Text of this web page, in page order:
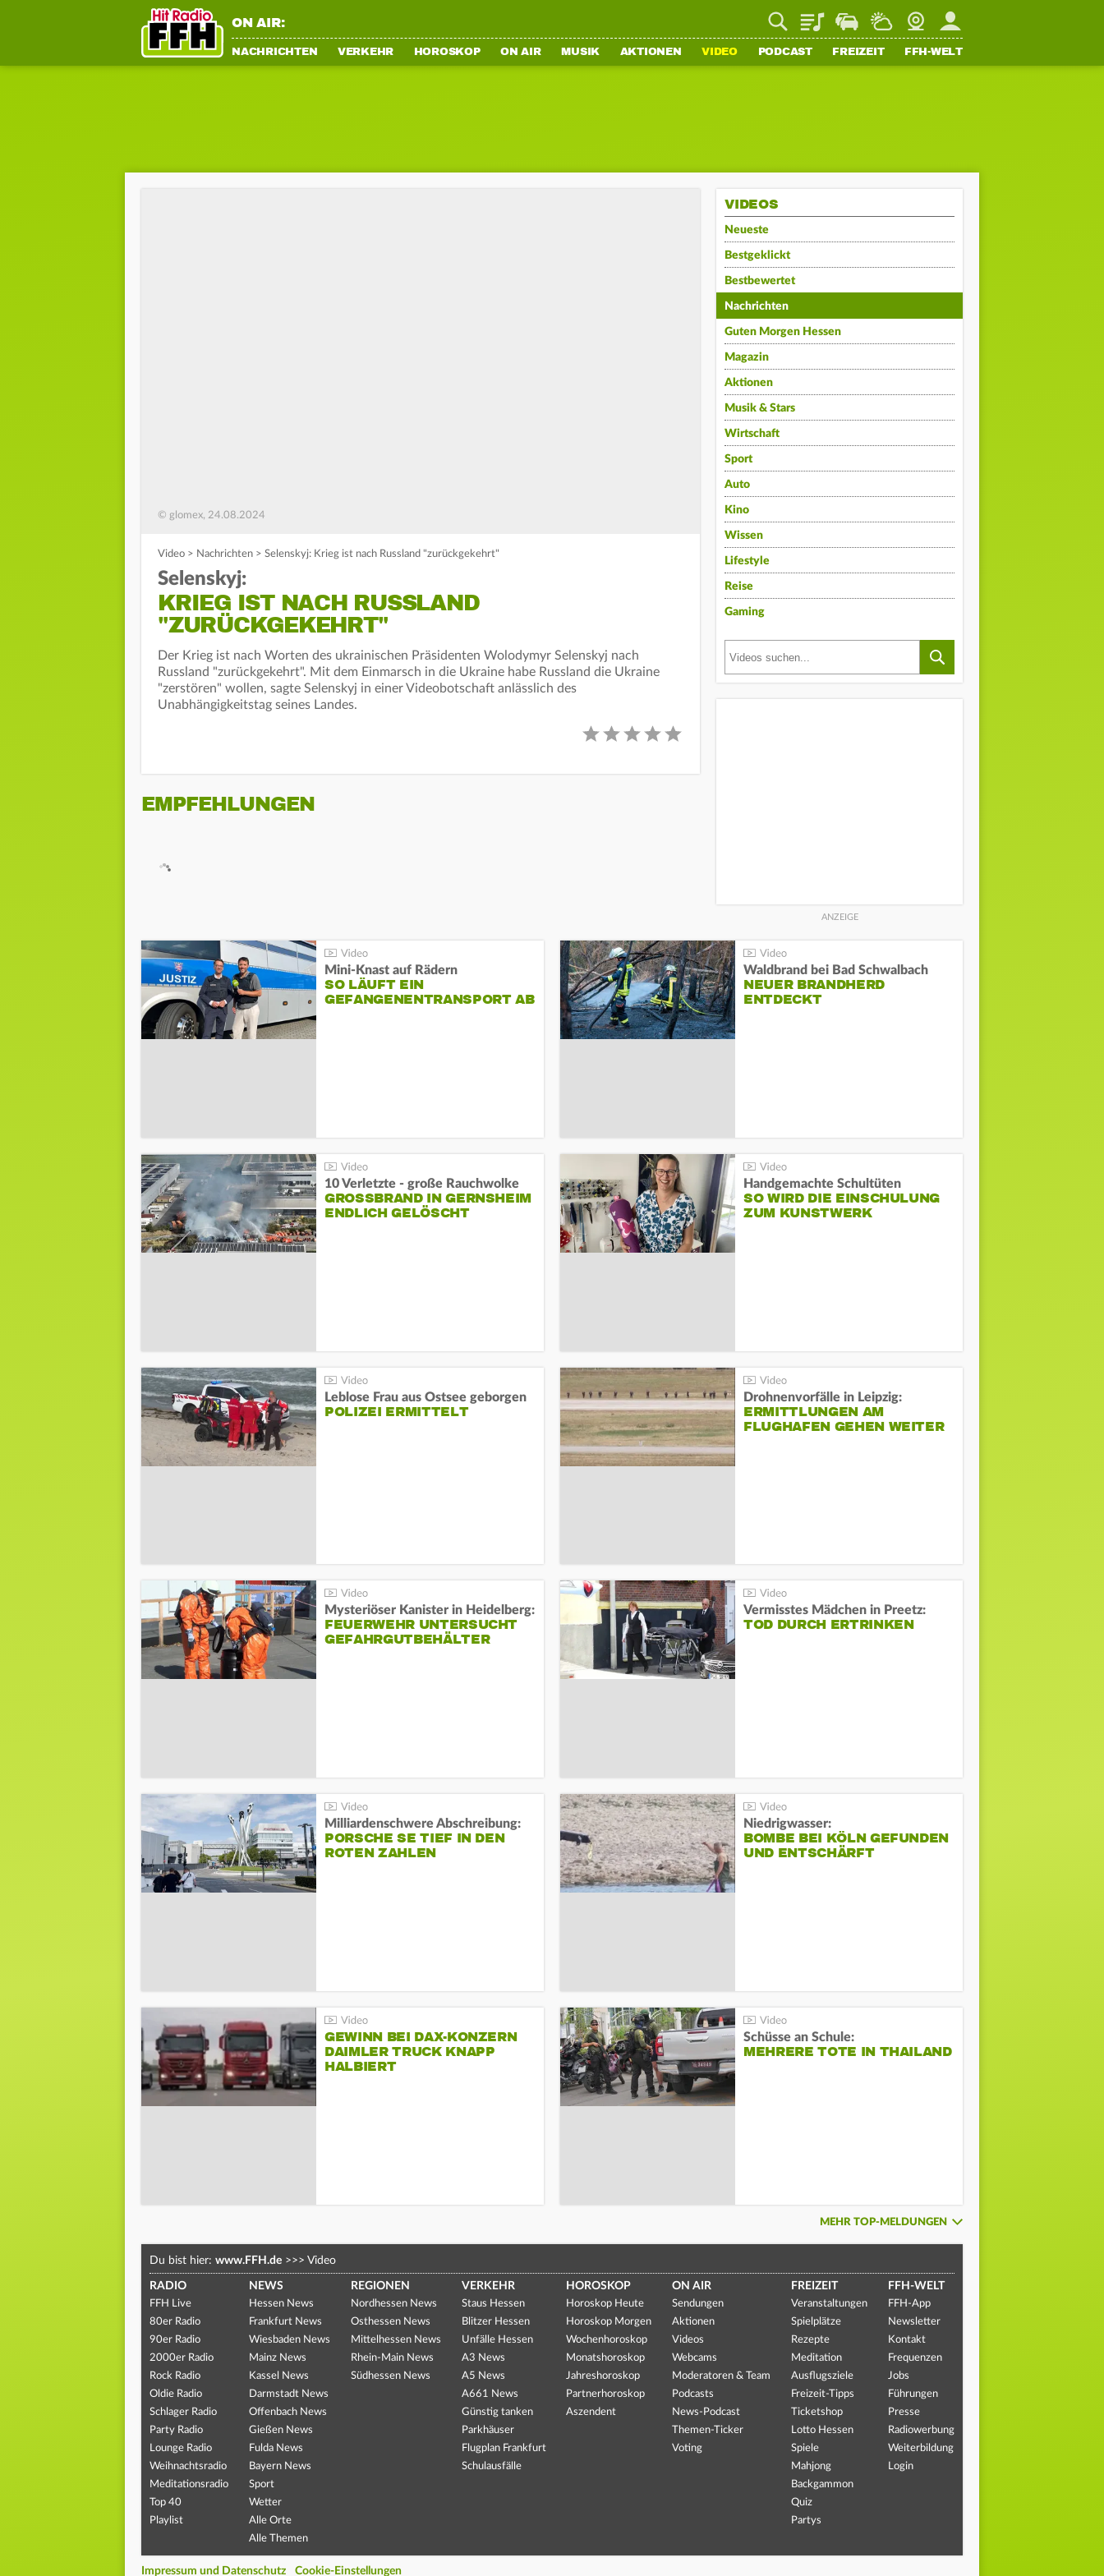
ON AIR: PlaylistStaupilotWetterWebcamMein FFH
NACHRICHTEN VERKEHR HOROSKOP ON AIR MUSIK AKTIONEN VIDEO PODCAST FREIZEIT FFH-WELT
© glomex, 24.08.2024
Video > Nachrichten > Selenskyj: Krieg ist nach Russland "zurückgekehrt"
Selenskyj:
KRIEG IST NACH RUSSLAND
"ZURÜCKGEKEHRT"
Der Krieg ist nach Worten des ukrainischen Präsidenten Wolodymyr Selenskyj nach
Russland "zurückgekehrt". Mit dem Einmarsch in die Ukraine habe Russland die Ukraine
"zerstören" wollen, sagte Selenskyj in einer Videobotschaft anlässlich des
Unabhängigkeitstag seines Landes.
EMPFEHLUNGEN
VIDEOS
Neueste
Bestgeklickt
Bestbewertet
Nachrichten
Guten Morgen Hessen
Magazin
Aktionen
Musik & Stars
Wirtschaft
Sport
Auto
Kino
Wissen
Lifestyle
Reise
Gaming
Mini-Knast auf Rädern
SO LÄUFT EIN
GEFANGENENTRANSPORT AB
Waldbrand bei Bad Schwalbach
NEUER BRANDHERD
ENTDECKT
10 Verletzte - große Rauchwolke
GROSSBRAND IN GERNSHEIM E
NDLICH GELÖSCHT
Handgemachte Schultüten
SO WIRD DIE EINSCHULUNG
ZUM KUNSTWERK
Leblose Frau aus Ostsee geborgen
POLIZEI ERMITTELT
Drohnenvorfälle in Leipzig:
ERMITTLUNGEN AM
FLUGHAFEN GEHEN WEITER
Mysteriöser Kanister in Heidelberg:
FEUERWEHR UNTERSUCHT
GEFAHRGUTBEHÄLTER
Vermisstes Mädchen in Preetz:
TOD DURCH ERTRINKEN
Milliardenschwere Abschreibung:
PORSCHE SE TIEF IN DEN
ROTEN ZAHLEN
Niedrigwasser:
BOMBE BEI KÖLN GEFUNDEN
UND ENTSCHÄRFT
GEWINN BEI DAX-KONZERN
DAIMLER TRUCK KNAPP
HALBIERT
Schüsse an Schule:
MEHRERE TOTE IN THAILAND
MEHR TOP-MELDUNGEN
Du bist hier: www.FFH.de >>> Video
RADIO
FFH Live
80er Radio
90er Radio
2000er Radio
Rock Radio
Oldie Radio
Schlager Radio
Party Radio
Lounge Radio
Weihnachtsradio
Meditationsradio
Top 40
Playlist
NEWS
Hessen News
Frankfurt News
Wiesbaden News
Mainz News
Kassel News
Darmstadt News
Offenbach News
Gießen News
Fulda News
Bayern News
Sport
Wetter
Alle Orte
Alle Themen
REGIONEN
Nordhessen News
Osthessen News
Mittelhessen News
Rhein-Main News
Südhessen News
VERKEHR
Staus Hessen
Blitzer Hessen
Unfälle Hessen
A3 News
A5 News
A661 News
Günstig tanken
Parkhäuser
Flugplan Frankfurt
Schulausfälle
HOROSKOP
Horoskop Heute
Horoskop Morgen
Wochenhoroskop
Monatshoroskop
Jahreshoroskop
Partnerhoroskop
Aszendent
ON AIR
Sendungen
Aktionen
Videos
Webcams
Moderatoren & Team
Podcasts
News-Podcast
Themen-Ticker
Voting
FREIZEIT
Veranstaltungen
Spielplätze
Rezepte
Meditation
Ausflugsziele
Freizeit-Tipps
Ticketshop
Lotto Hessen
Spiele
Mahjong
Backgammon
Quiz
Partys
FFH-WELT
FFH-App
Newsletter
Kontakt
Frequenzen
Jobs
Führungen
Presse
Radiowerbung
Weiterbildung
Login
Impressum und Datenschutz Cookie-Einstellungen